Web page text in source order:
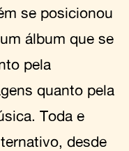
se posicionou
álbum que se
pela
quanto pela
Toda e
desde